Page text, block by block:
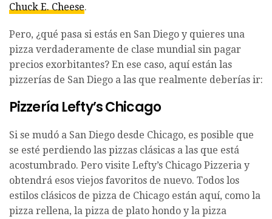
Chuck E. Cheese.
Pero, ¿qué pasa si estás en San Diego y quieres una
pizza verdaderamente de clase mundial sin pagar
precios exorbitantes? En ese caso, aquí están las
pizzerías de San Diego a las que realmente deberías ir:
Pizzería Lefty’s Chicago
Si se mudó a San Diego desde Chicago, es posible que
se esté perdiendo las pizzas clásicas a las que está
acostumbrado. Pero visite Lefty’s Chicago Pizzeria y
obtendrá esos viejos favoritos de nuevo. Todos los
estilos clásicos de pizza de Chicago están aquí, como la
pizza rellena, la pizza de plato hondo y la pizza